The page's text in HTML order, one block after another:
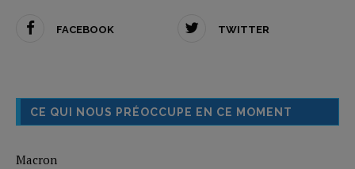
FACEBOOK TWITTER
CE QUI NOUS PRÉOCCUPE EN CE MOMENT
Macron